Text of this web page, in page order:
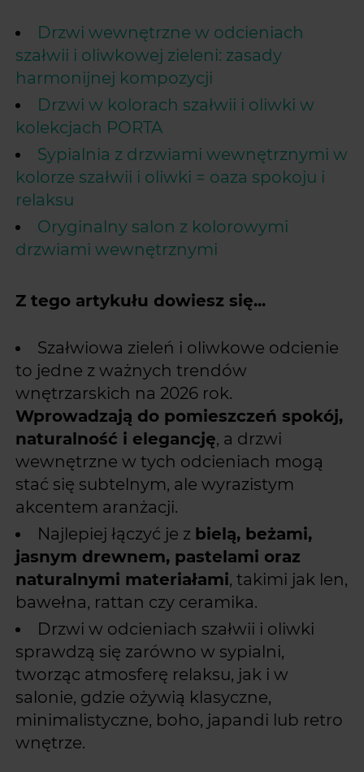
Drzwi wewnętrzne w odcieniach
szałwii i oliwkowej zieleni: zasady
harmonijnej kompozycji
Drzwi w kolorach szałwii i oliwki w
kolekcjach PORTA
Sypialnia z drzwiami wewnętrznymi w
kolorze szałwii i oliwki = oaza spokoju i
relaksu
Oryginalny salon z kolorowymi
drzwiami wewnętrznymi
Z tego artykułu dowiesz się...
Szałwiowa zieleń i oliwkowe odcienie
to jedne z ważnych trendów
wnętrzarskich na 2026 rok.
Wprowadzają do pomieszczeń spokój,
naturalność i elegancję, a drzwi
wewnętrzne w tych odcieniach mogą
stać się subtelnym, ale wyrazistym
akcentem aranżacji.
Najlepiej łączyć je z bielą, beżami,
jasnym drewnem, pastelami oraz
naturalnymi materiałami, takimi jak len,
bawełna, rattan czy ceramika.
Drzwi w odcieniach szałwii i oliwki
sprawdzą się zarówno w sypialni,
tworząc atmosferę relaksu, jak i w
salonie, gdzie ożywią klasyczne,
minimalistyczne, boho, japandi lub retro
wnętrze.